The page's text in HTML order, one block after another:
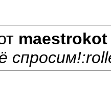
maestrokot